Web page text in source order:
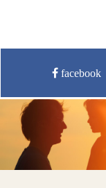
facebook